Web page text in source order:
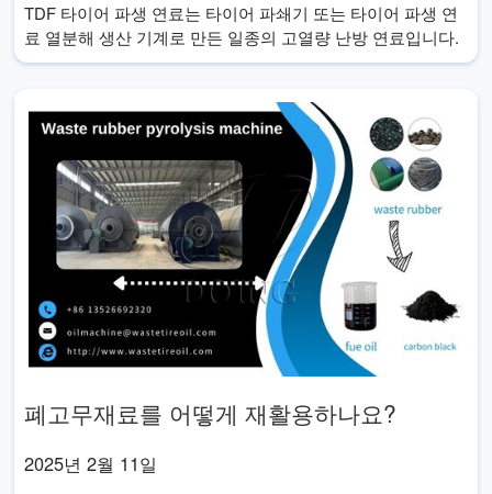
TDF 타이어 파생 연료는 타이어 파쇄기 또는 타이어 파생 연
료 열분해 생산 기계로 만든 일종의 고열량 난방 연료입니다.
폐고무재료를 어떻게 재활용하나요?
2025년 2월 11일